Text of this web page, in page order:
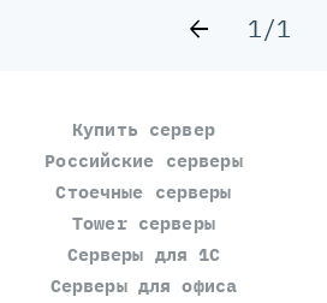
1/1
Купить сервер
Российские серверы
Стоечные серверы
Tower серверы
Серверы для 1С
Серверы для офиса